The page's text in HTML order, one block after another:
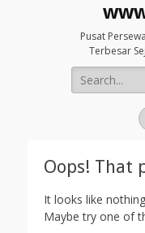
Pusat
Terbesar
Search
for:
Oops! That
It looks like
Maybe try one of